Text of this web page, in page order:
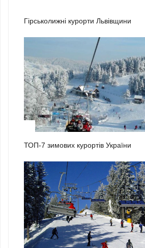
Гірськолижні курорти Львівщини
ТОП-7 зимових курортів України